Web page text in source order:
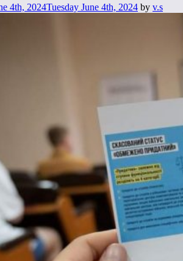
4th, 2024Tuesday June 4th, 2024 by v.s